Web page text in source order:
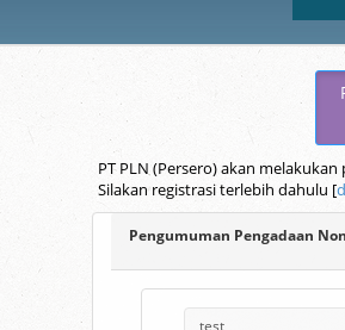
PT PLN (Persero) akan
Silakan registrasi terlebih dahulu [
Pengumuman Pengadaan